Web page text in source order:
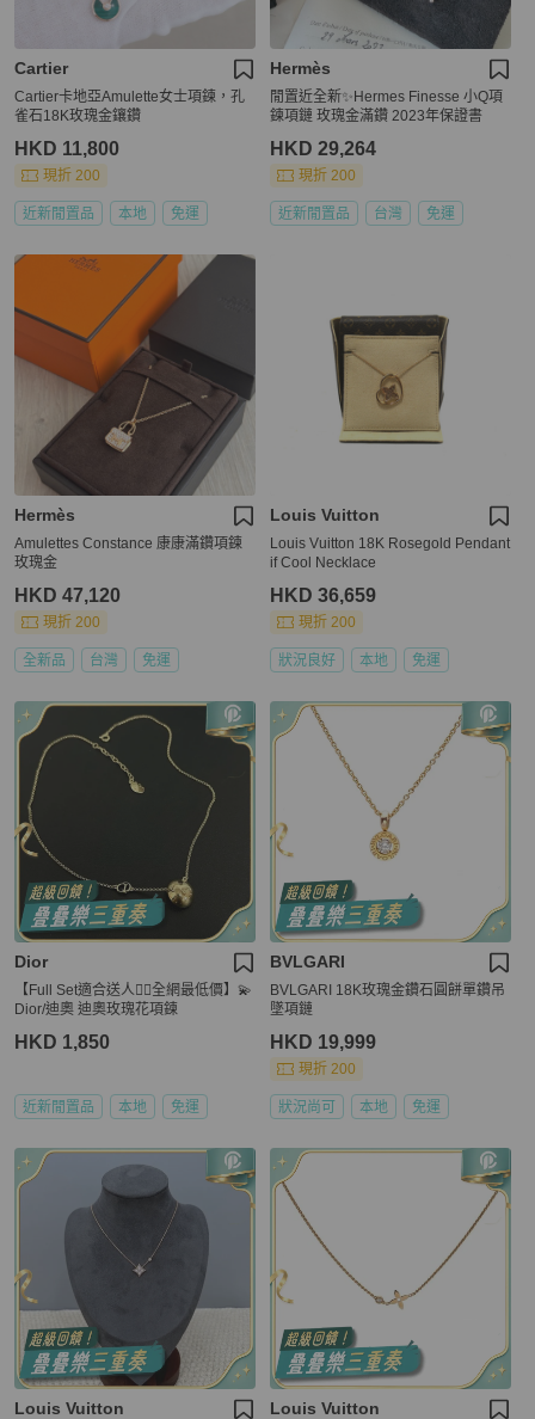
Cartier
Cartier卡地亞Amulette女士項鍊，孔
雀石18K玫瑰金鑲鑽
HKD 11,800
現折 200
近新閒置品 本地 免運
Hermès
閒置近全新✨Hermes Finesse 小Q項
鍊項鏈 玫瑰金滿鑽 2023年保證書
HKD 29,264
現折 200
近新閒置品 台灣 免運
Hermès
Amulettes Constance 康康滿鑽項鍊
玫瑰金
HKD 47,120
現折 200
全新品 台灣 免運
Louis Vuitton
Louis Vuitton 18K Rosegold Pendant
if Cool Necklace
HKD 36,659
現折 200
狀況良好 本地 免運
Dior
【Full Set適合送人👍🏻全網最低價】💫
Dior/迪奧 迪奧玫瑰花項鍊
HKD 1,850
近新閒置品 本地 免運
BVLGARI
BVLGARI 18K玫瑰金鑽石圓餅單鑽吊
墜項鏈
HKD 19,999
現折 200
狀況尚可 本地 免運
Louis Vuitton Louis Vuitton